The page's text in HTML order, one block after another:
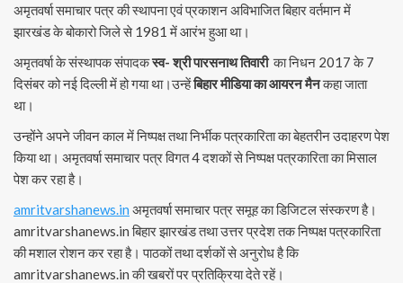
अमृतवर्षा समाचार पत्र की स्थापना एवं प्रकाशन अविभाजित बिहार वर्तमान में
झारखंड के बोकारो जिले से 1981 में आरंभ हुआ था।
अमृतवर्षा के संस्थापक संपादकस्व- श्री पारसनाथ तिवारीका निधन 2017 के 7
दिसंबर को नई दिल्ली में हो गया था।उन्हेंबिहार मीडिया का आयरन मैनकहा जाता
था।
उन्होंने अपने जीवन काल में निष्पक्ष तथा निर्भीक पत्रकारिता का बेहतरीन उदाहरण पेश
किया था। अमृतवर्षा समाचार पत्र विगत 4 दशकों से निष्पक्ष पत्रकारिता का मिसाल
पेश कर रहा है।
amritvarshanews.in अमृतवर्षा समाचार पत्र समूह का डिजिटल संस्करण है।
amritvarshanews.in बिहार झारखंड तथा उत्तर प्रदेश तक निष्पक्ष पत्रकारिता
की मशाल रोशन कर रहा है। पाठकों तथा दर्शकों से अनुरोध है कि
amritvarshanews.in की खबरों पर प्रतिक्रिया देते रहें।